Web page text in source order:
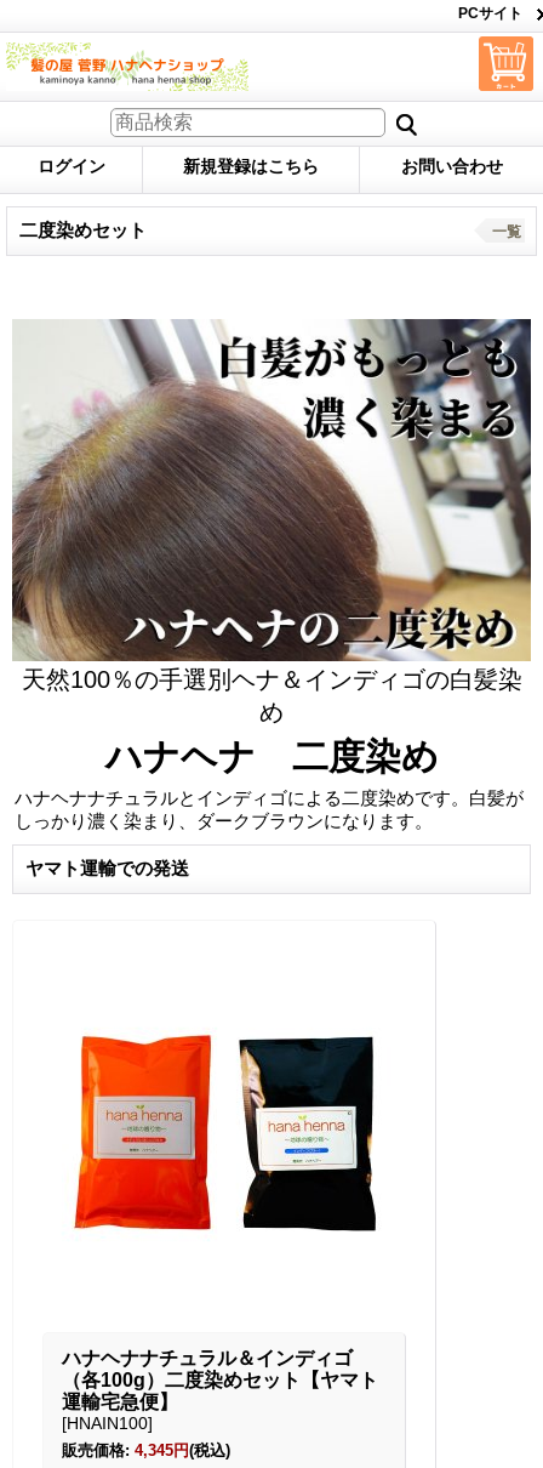
PCサイト
ログイン 新規登録はこちら お問い合わせ
二度染めセット
天然100％の手選別ヘナ＆インディゴの白髪染
め
ハナヘナ 二度染め
ハナヘナナチュラルとインディゴによる二度染めです。白髪が
しっかり濃く染まり、ダークブラウンになります。
ヤマト運輸での発送
一覧